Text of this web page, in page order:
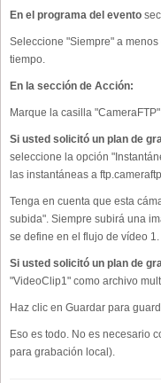
En el programa del evento
Seleccione "Siempre" a
tiempo.
En la sección de Acción:
Marque la casilla
Si usted solicitó un plan de
seleccione la opción
las instantáneas a
Tenga en cuenta que esta
subida". Siempre subirá una
se define en el flujo de vídeo 1.
Si usted solicitó un plan de
"VideoClip1" como archivo
Haz clic en Guardar para
Eso es todo. No es necesario
para grabación local).